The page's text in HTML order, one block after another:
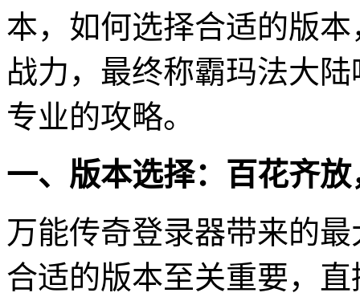
本，如何选择合适的版
战力，最终称霸玛法大
专业的攻略。
一、版本选择：百花齐
万能传奇登录器带来的
合适的版本至关重要，